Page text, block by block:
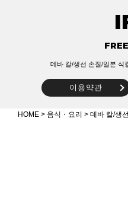
데바 칼/생선 손질/일본 식
이용약관
HOME > 음식・요리 > 데바 칼/생